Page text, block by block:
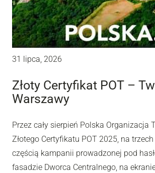
31 lipca, 2026
Złoty Certyfikat POT –
Warszawy
Przez cały sierpień Polska
Złotego Certyfikatu POT 2025, na
częścią kampanii prowadzonej pod
fasadzie Dworca Centralnego, na